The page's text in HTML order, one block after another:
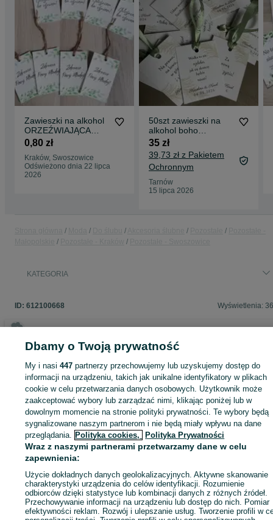
Zawieszki na alkohol
ORZEŹWIAJĄCA
ZIELEŃ
0,80 zł
Kraków, Swoszowice
Odświeżono dnia 22 lipca
2026
50szt zawieszki na
alkohol boho
szałwiowe zielone
beżowe
35 zł
39,73 zł z Pakietem
Ochronnym
Tarnów
15 lipca 2026
KATEGORIA
ID: 612100668 Wyświetlenia:
Zaloguj się lub załóż konto na OLX, aby skontaktować się z
sprzedającym
Zaloguj się / Załóż konto
Zadzwoń / SMS Wyślij wiadomość
Dbamy o Twoją prywatność
My i nasi447 partnerzy przechowujemy lub uzyskujemy dostęp do
informacji na urządzeniu, takich jak unikalne identyfikatory w plikach
cookie w celu przetwarzania danych osobowych. Użytkownik może
zaakceptować wybory lub zarządzać nimi, klikając poniżej lub w
dowolnym momencie na stronie polityki prywatności. Te wybory będą
sygnalizowane naszym partnerom i nie będą miały wpływu na dane
przeglądania. Polityka cookies, Polityka Prywatności
Wraz z naszymi partnerami przetwarzamy dane w celu
zapewnienia:
Użycie dokładnych danych geolokalizacyjnych. Aktywne skanowanie
charakterystyki urządzenia do celów identyfikacji. Rozumienie
odbiorców dzięki statystyce lub kombinacji danych z różnych źródeł.
Przechowywanie informacji na urządzeniu lub dostęp do nich. Pomiar
efektywności reklam. Rozwój i ulepszanie usług. Tworzenie profili w